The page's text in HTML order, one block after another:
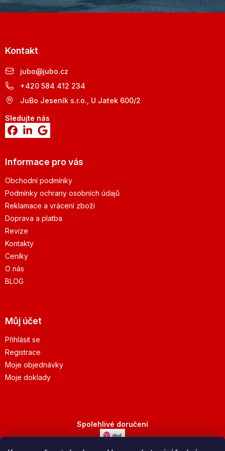
Kontakt
jubo@jubo.cz
+420 584 412 234
JuBo Jeseník s.r.o., U Jatek 600/2
Sledujte nás
Informace pro vás
Obchodní podmínky
Podmínky ochrany osobních údajů
Reklamace a vrácení zboží
Doprava a platba
Revize
Kontakty
Ceníky
O nás
BLOG
Můj účet
Přihlásit se
Registrace
Moje objednávky
Moje doklady
Spolehlivé doručení